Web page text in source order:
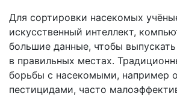
Для сортировки насекомых
искусственный интеллект,
большие данные, чтобы
в правильных местах.
борьбы с насекомыми, например
пестицидами, часто